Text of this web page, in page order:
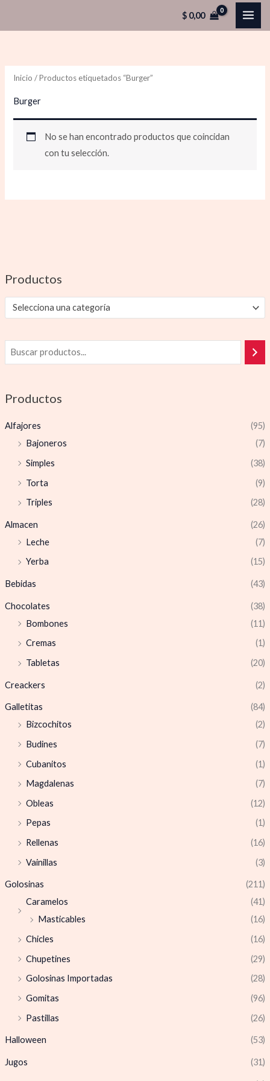
$0,00
Productos
Selecciona una categoría
Productos
Alfajores
(95)
Bajoneros
(7)
Simples
(38)
Torta
(9)
Triples
(28)
Almacen
(26)
Leche
(7)
Yerba
(15)
Bebidas (43)
Chocolates
(38)
Bombones
(11)
Cremas
(1)
Tabletas
(20)
Creackers (2)
Galletitas
(84)
Bizcochitos
(2)
Budines
(7)
Cubanitos
(1)
Magdalenas
(7)
Obleas
(12)
Pepas
(1)
Rellenas
(16)
Vainillas
(3)
Golosinas
(211)
Caramelos
(41)
Masticables
(16)
Chicles
(16)
Chupetines
(29)
Golosinas Importadas
(28)
Gomitas
(96)
Pastillas
(26)
Halloween (53)
Jugos (31)
Inicio / Productos etiquetados “Burger”
Burger
No se han encontrado productos que coincidan
con tu selección.